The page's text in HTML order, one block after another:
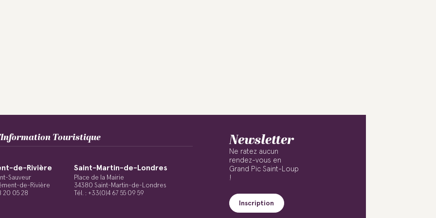
Touristique
de-Rivière
Sauveur
de-Rivière
20 05 28
Saint-Martin-de-Londres
Place de la Mairie
34380 Saint-Martin-de-Londres
Tél. : +33(0)4 67 55 09 59
Newsletter
Ne ratez aucun
rendez-vous en
Grand Pic Saint-Loup
!
Inscription